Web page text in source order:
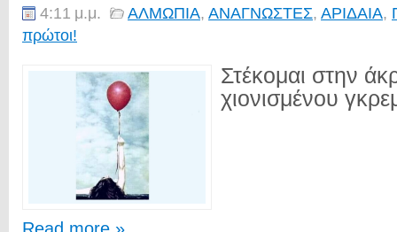
4:11 μ.μ. ΑΛΜΩΠΙΑ, ΑΝΑΓΝΩΣΤΕΣ, ΑΡΙΔΑΙΑ,
πρώτοι!
Στέκομαι στην
χιονισμένου